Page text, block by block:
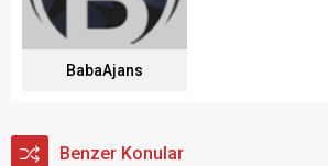
BabaAjans
Benzer Konular